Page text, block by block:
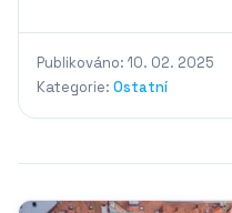
Publikováno: 10. 02. 2025
Kategorie: Ostatní